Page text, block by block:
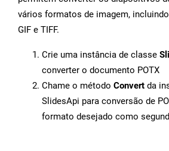
vários formatos de imagem, incluindo
GIF e TIFF.
Crie uma instância de classe
converter o documento POTX
Chame o método Convert da
SlidesApi para conversão de
formato desejado como